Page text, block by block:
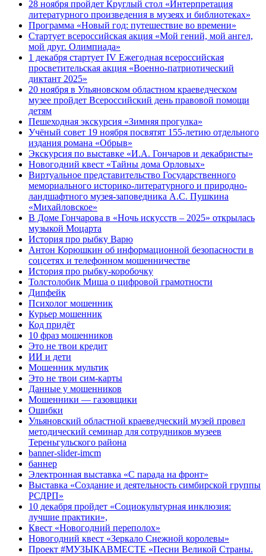
28 ноября пройдет Круглый стол «Интерпретация
литературного произведения в музеях и библиотеках»
Программа «Новый год: путешествие во времени»
Стартует всероссийская акция «Мой гений, мой ангел,
мой друг. Олимпиада»
1 декабря стартует IV Ежегодная всероссийская
просветительская акция «Военно-патриотический
диктант 2025»
20 ноября в Ульяновском областном краеведческом
музее пройдет Всероссийский день правовой помощи
детям
Пешеходная экскурсия «Зимняя прогулка»
Учёный совет 19 ноября посвятят 155-летию отдельного
издания романа «Обрыв»
Экскурсия по выставке «И.А. Гончаров и декабристы»
Новогодний квест «Тайны дома Орловых»
Виртуальное представительство Государственного
мемориального историко-литературного и природно-
ландшафтного музея-заповедника А.С. Пушкина
«Михайловское»
В Доме Гончарова в «Ночь искусств – 2025» открылась
музыкой Моцарта
История про рыбку Варю
Антон Корюшкин об информационной безопасности в
соцсетях и телефонном мошенничестве
История про рыбку-коробочку
Толстолобик Миша о цифровой грамотности
Дипфейк
Психолог мошенник
Курьер мошенник
Код придёт
10 фраз мошенников
Это не твои кредит
ИИ и дети
Мошенник мультик
Это не твои сим-карты
Данные у мошенников
Мошенники — газовщики
Ошибки
Ульяновский областной краеведческий музей провел
методический семинар для сотрудников музеев
Тереньгульского района
banner-slider-imcm
баннер
Электронная выставка «С парада на фронт»
Выставка «Создание и деятельность симбирской группы
РСДРП»
10 декабря пройдет «Социокультурная инклюзия:
лучшие практики»,
Квест «Новогодний переполох»
Новогодний квест «Зеркало Снежной королевы»
Проект #МУЗЫКАВМЕСТЕ «Песни Великой Страны.